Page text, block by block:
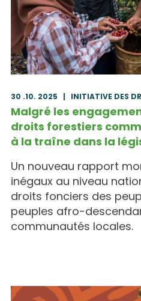
30 .10. 2025 | INITIATIVE DES
Malgré les
droits forestiers
à la traîne dans la
Un nouveau rapport
inégaux au niveau
droits fonciers des
peuples afro-
communautés locales.